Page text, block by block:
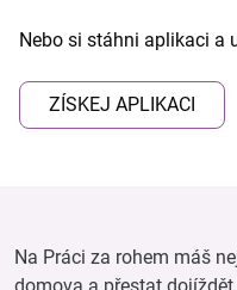
Nebo si stáhni aplikaci a
ZÍSKEJ APLIKACI
Na Práci za rohem máš
domova a přestat